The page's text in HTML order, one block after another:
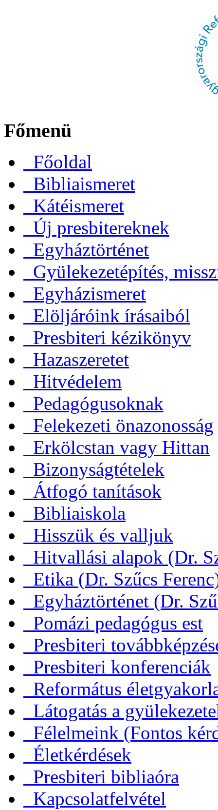
Főmenü
Főoldal
Bibliaismeret
Kátéismeret
Új presbitereknek
Egyháztörténet
Gyülekezetépítés,
Egyházismeret
Elöljáróink írásaiból
Presbiteri kézikönyv
Hazaszeretet
Hitvédelem
Pedagógusoknak
Felekezeti önazonosság
Erkölcstan vagy Hittan
Bizonyságtételek
Átfogó tanítások
Bibliaiskola
Hisszük és valljuk
Hitvallási alapok (Dr.
Etika (Dr. Szűcs
Egyháztörténet (Dr.
Pomázi pedagógus est
Presbiteri
Presbiteri konferenciák
Református
Látogatás a
Félelmeink (Fontos
Életkérdések
Presbiteri bibliaóra
Kapcsolatfelvétel